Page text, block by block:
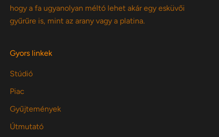
hogy a fa ugyanolyan méltó lehet akár egy esküvői
gyűrűre is, mint az arany vagy a platina.
Gyors linkek
Stúdió
Piac
Gyűjtemények
Útmutató